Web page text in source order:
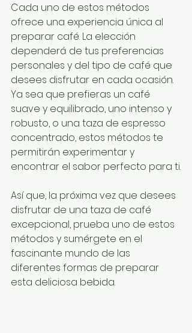
Cada uno de estos métodos
ofrece una experiencia única al
preparar café. La elección
dependerá de tus preferencias
personales y del tipo de café que
desees disfrutar en cada ocasión.
Ya sea que prefieras un café
suave y equilibrado, uno intenso y
robusto, o una taza de espresso
concentrado, estos métodos te
permitirán experimentar y
encontrar el sabor perfecto para ti.
Así que, la próxima vez que desees
disfrutar de una taza de café
excepcional, prueba uno de estos
métodos y sumérgete en el
fascinante mundo de las
diferentes formas de preparar
esta deliciosa bebida.